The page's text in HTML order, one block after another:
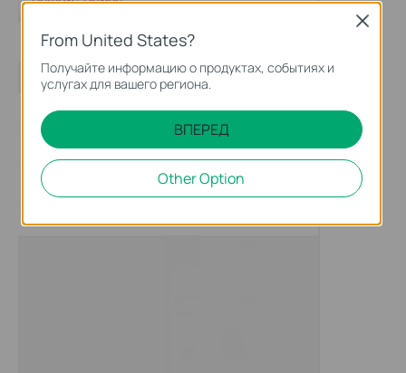
From United States?
Получайте информацию о продуктах, событиях и
услугах для вашего региона.
ВПЕРЕД
Other Option
Close